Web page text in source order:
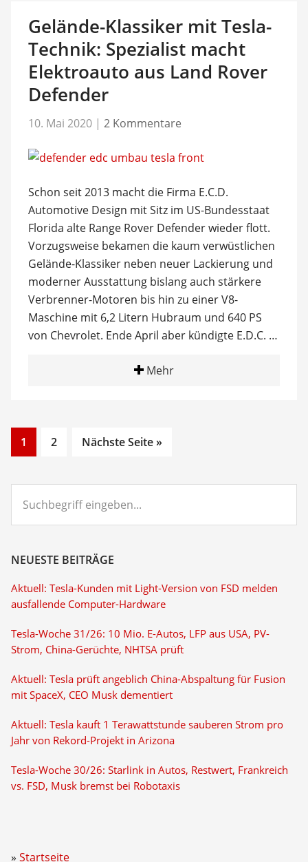
Gelände-Klassiker mit Tesla-
Technik: Spezialist macht
Elektroauto aus Land Rover
Defender
10. Mai 2020 | 2 Kommentare
Schon seit 2013 macht die Firma E.C.D.
Automotive Design mit Sitz im US-Bundesstaat
Florida alte Range Rover Defender wieder flott.
Vorzugsweise bekamen die kaum verwüstlichen
Gelände-Klassiker neben neuer Lackierung und
moderner Ausstattung bislang auch stärkere
Verbrenner-Motoren bis hin zu einer V8-
Maschine mit 6,2 Litern Hubraum und 640 PS
von Chevrolet. Ende April aber kündigte E.D.C. …
Mehr
Go
to
1
Go
2 Nächste Seite »
eingeben...
NEUESTE BEITRÄGE
Aktuell: Tesla-Kunden mit Light-Version von FSD melden
ausfallende Computer-Hardware
Tesla-Woche 31/26: 10 Mio. E-Autos, LFP aus USA, PV-
Strom, China-Gerüchte, NHTSA prüft
Aktuell: Tesla prüft angeblich China-Abspaltung für Fusion
mit SpaceX, CEO Musk dementiert
Aktuell: Tesla kauft 1 Terawattstunde sauberen Strom pro
Jahr von Rekord-Projekt in Arizona
Tesla-Woche 30/26: Starlink in Autos, Restwert, Frankreich
vs. FSD, Musk bremst bei Robotaxis
Startseite